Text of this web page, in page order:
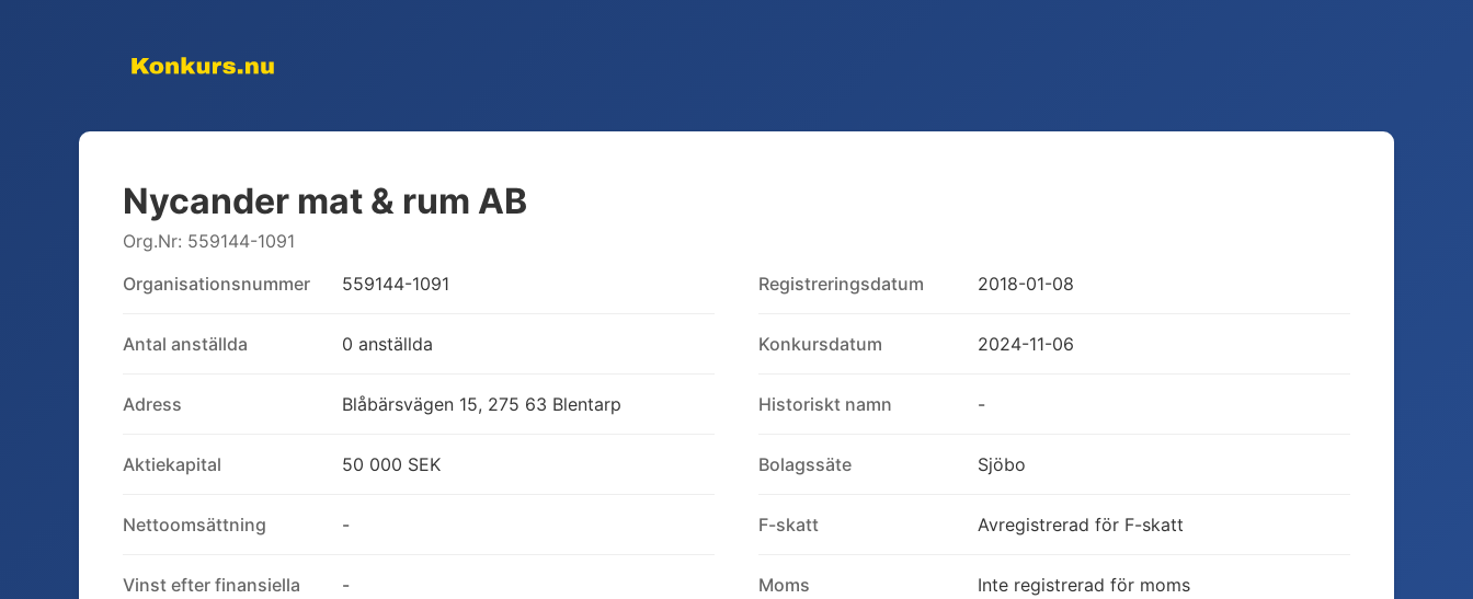
Nycander mat & rum AB
Org.Nr: 559144-1091
Organisationsnummer
559144-1091
Antal anställda 0 anställda
Adress Blåbärsvägen 15, 275 63 Blentarp
Aktiekapital 50 000 SEK
Nettoomsättning -
Vinst efter finansiella
-
Registreringsdatum 2018-01-08
Konkursdatum 2024-11-06
Historiskt namn -
Bolagssäte Sjöbo
F-skatt Avregistrerad för F-skatt
Moms Inte registrerad för moms